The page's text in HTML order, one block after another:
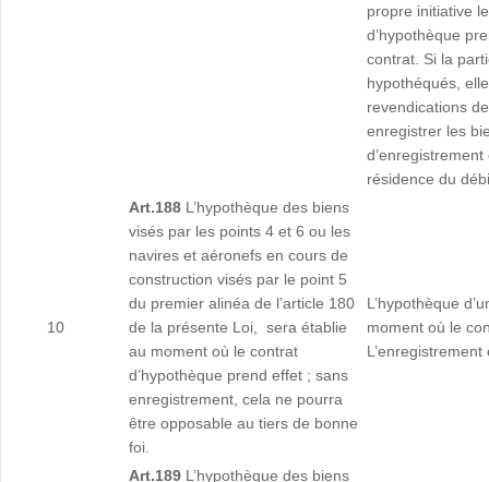
propre initiative
d’hypothèque
contrat. Si la
hypothéqués,
revendications
enregistrer les
résidence du
10
Art.188 L’hypothèque des biens
visés par les points 4 et 6 ou les
navires et aéronefs en cours de
construction visés par le point 5
du premier alinéa de l’article 180
de la présente Loi, sera établie
au moment où le contrat
d’hypothèque prend effet ; sans
enregistrement, cela ne pourra
être opposable au tiers de bonne
foi.
L’hypothèque
moment où le
Art.189 L’hypothèque des biens